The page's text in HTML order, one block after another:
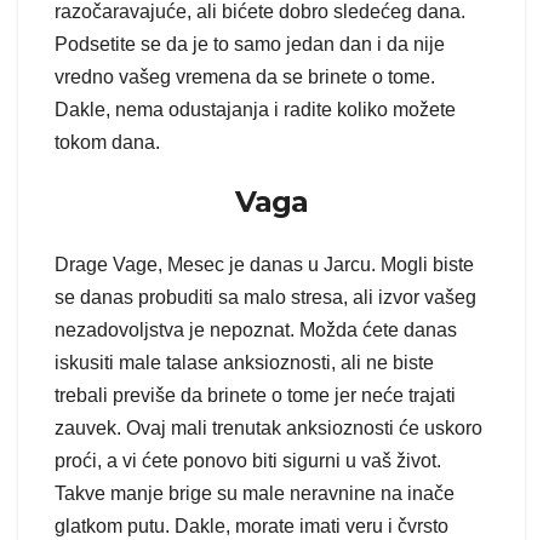
razočaravajuće, ali bićete dobro sledećeg dana.
Podsetite se da je to samo jedan dan i da nije
vredno vašeg vremena da se brinete o tome.
Dakle, nema odustajanja i radite koliko možete
tokom dana.
Vaga
Drage Vage, Mesec je danas u Jarcu. Mogli biste
se danas probuditi sa malo stresa, ali izvor vašeg
nezadovoljstva je nepoznat. Možda ćete danas
iskusiti male talase anksioznosti, ali ne biste
trebali previše da brinete o tome jer neće trajati
zauvek. Ovaj mali trenutak anksioznosti će uskoro
proći, a vi ćete ponovo biti sigurni u vaš život.
Takve manje brige su male neravnine na inače
glatkom putu. Dakle, morate imati veru i čvrsto